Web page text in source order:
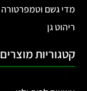
מדי גשם וטמפרטורה
ריהוט גן
קטגוריות מוצרים